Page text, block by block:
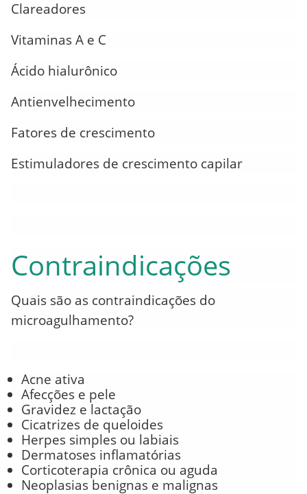
Clareadores
Vitaminas A e C
Ácido hialurônico
Antienvelhecimento
Fatores de crescimento
Estimuladores de crescimento capilar
Contraindicações
Quais são as contraindicações do
microagulhamento?
Acne ativa
Afecções e pele
Gravidez e lactação
Cicatrizes de queloides
Herpes simples ou labiais
Dermatoses inflamatórias
Corticoterapia crônica ou aguda
Neoplasias benignas e malignas